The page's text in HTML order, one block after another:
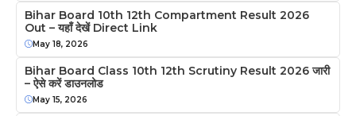
Bihar Board 10th 12th Compartment Result 2026
Out – यहाँ देखें Direct Link
May 18, 2026
Bihar Board Class 10th 12th Scrutiny Result 2026 जारी
– ऐसे करें डाउनलोड
May 15, 2026